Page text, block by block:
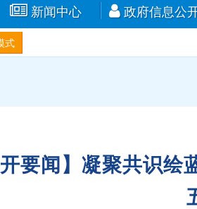
新闻中心 政府信息公
式
开要闻】凝聚共识